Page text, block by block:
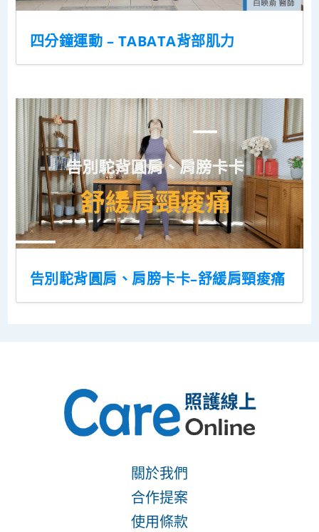
四分鐘運動 – TABATA背部肌力
告別駝背圓肩、肩膀卡卡–舒緩肩頸痠痛
關於我們
合作提案
使用條款